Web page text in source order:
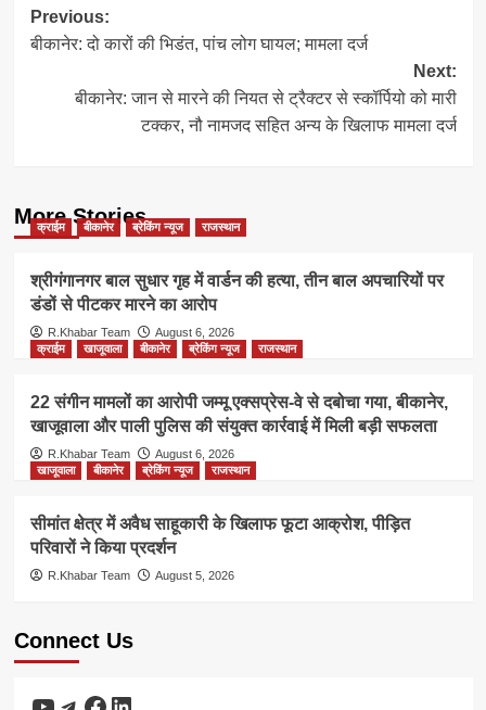
Post
navigation
Previous:
बीकानेर: दो कारों की भिडंत, पांच लोग घायल; मामला दर्ज
Next:
बीकानेर: जान से मारने की नियत से ट्रैक्टर से स्कॉर्पियो को मारी
टक्कर, नौ नामजद सहित अन्य के खिलाफ मामला दर्ज
More Stories
क्राईम बीकानेर ब्रेकिंग न्यूज राजस्थान
श्रीगंगानगर बाल सुधार गृह में वार्डन की हत्या, तीन बाल अपचारियों पर
डंडों से पीटकर मारने का आरोप
R.Khabar Team
August 6, 2026
क्राईम
खाजूवाला बीकानेर ब्रेकिंग न्यूज राजस्थान
22 संगीन मामलों का आरोपी जम्मू एक्सप्रेस-वे से दबोचा गया, बीकानेर,
खाजूवाला और पाली पुलिस की संयुक्त कार्रवाई में मिली बड़ी सफलता
R.Khabar Team
August 6, 2026
खाजूवाला
बीकानेर ब्रेकिंग न्यूज राजस्थान
सीमांत क्षेत्र में अवैध साहूकारी के खिलाफ फूटा आक्रोश, पीड़ित
परिवारों ने किया प्रदर्शन
R.Khabar Team August 5, 2026
Connect Us